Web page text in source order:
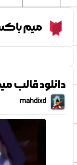
Meme Box
میم
دانلود قالب
mahdixd